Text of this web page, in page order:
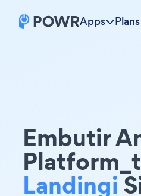
Apps
Embutir
Landingi